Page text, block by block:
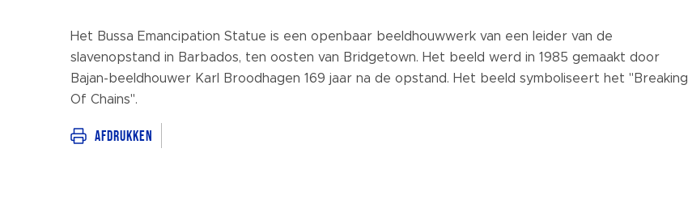
Het Bussa Emancipation Statue is een openbaar beeldhouwwerk van een leider van de
slavenopstand in Barbados, ten oosten van Bridgetown. Het beeld werd in 1985 gemaakt door
Bajan-beeldhouwer Karl Broodhagen 169 jaar na de opstand. Het beeld symboliseert het "Breaking
Of Chains".
Afdrukken